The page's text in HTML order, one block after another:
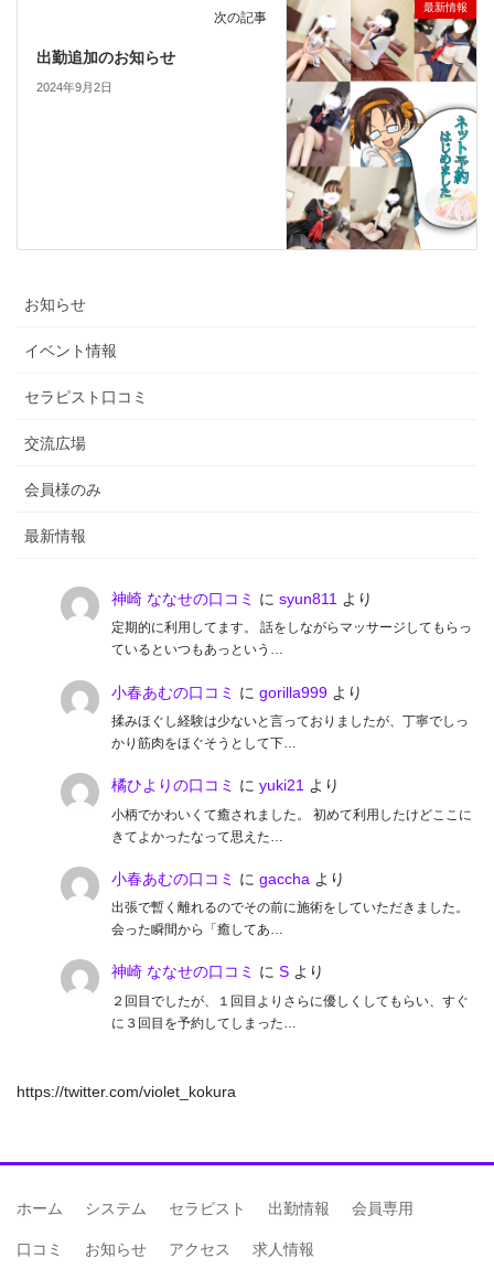
最新情報
次の記事
出勤追加のお知らせ
2024年9月2日
お知らせ
イベント情報
セラピスト口コミ
交流広場
会員様のみ
最新情報
神崎 ななせの口コミ に syun811 より
定期的に利用してます。 話をしながらマッサージしてもらっ
ているといつもあっという…
小春あむの口コミ に gorilla999より
揉みほぐし経験は少ないと言っておりましたが、丁寧でしっ
かり筋肉をほぐそうとして下…
橘ひよりの口コミ に yuki21 より
小柄でかわいくて癒されました。 初めて利用したけどここに
きてよかったなって思えた…
小春あむの口コミ に gaccha より
出張で暫く離れるのでその前に施術をしていただきました。
会った瞬間から「癒してあ…
神崎 ななせの口コミ に Sより
２回目でしたが、１回目よりさらに優しくしてもらい、すぐ
に３回目を予約してしまった…
https://twitter.com/violet_kokura
ホーム システム セラピスト 出勤情報 会員専用
口コミ お知らせ アクセス 求人情報